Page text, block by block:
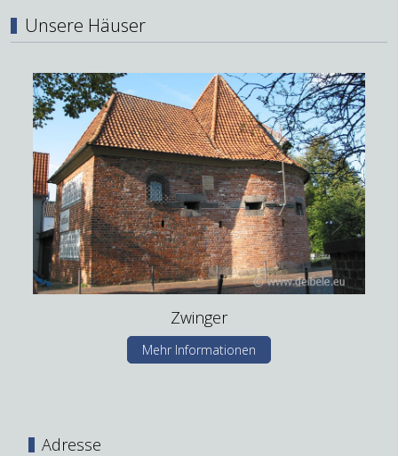
Unsere Häuser
Zwinger
Mehr Informationen
Adresse